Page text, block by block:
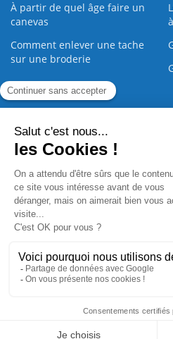
À partir de quel âge faire un
canevas
Comment enlever une tache
sur une broderie
Guide de la Broderie
Commande Papier Qui sommes
Paiement sécurisé
2008 - 2026 © CreaMagic.